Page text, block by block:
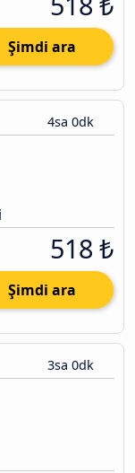
Şimdi ara
4sa 0dk
518 ₺
Şimdi ara
3sa 0dk